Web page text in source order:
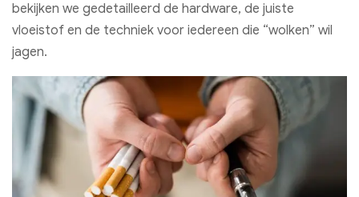
bekijken we gedetailleerd de hardware, de juiste
vloeistof en de techniek voor iedereen die “wolken” wil
jagen.